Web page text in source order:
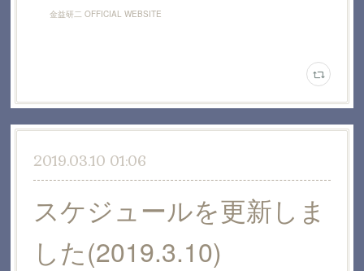
金益研二 OFFICIAL WEBSITE
2019.03.10 01:06
スケジュールを更新しま
した(2019.3.10)